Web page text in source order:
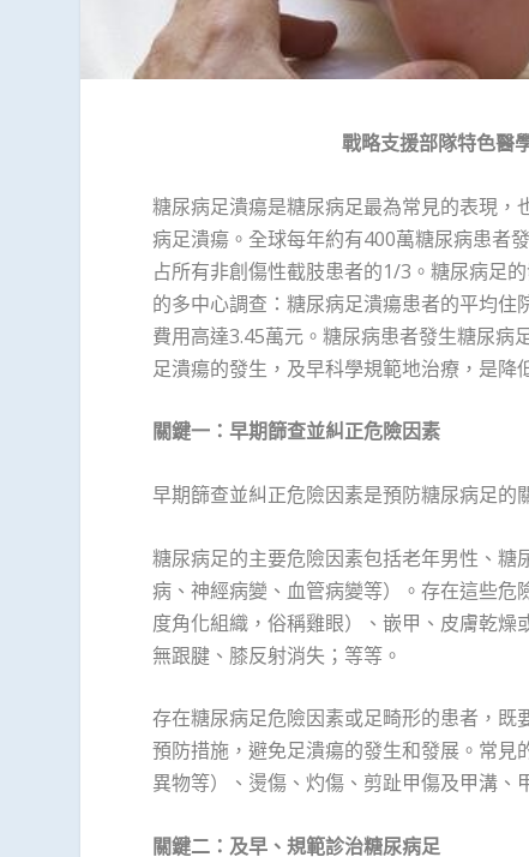
戰略支援部隊特色醫
糖尿病足潰瘍是糖尿病足最為常見的表現
病足潰瘍。全球每年約有400萬糖尿病患者
占所有非創傷性截肢患者的1/3。糖尿病足
的多中心調查：糖尿病足潰瘍患者的平均
費用高達3.45萬元。糖尿病患者發生糖尿病
足潰瘍的發生，及早科學規範地治療，是降
關鍵一：早期篩查並糾正危險因素
早期篩查並糾正危險因素是預防糖尿病足的
糖尿病足的主要危險因素包括老年男性、
病、神經病變、血管病變等）。存在這些
度角化組織，俗稱雞眼）、嵌甲、皮膚乾
無跟腱、膝反射消失；等等。
存在糖尿病足危險因素或足畸形的患者，
預防措施，避免足潰瘍的發生和發展。常
異物等）、燙傷、灼傷、剪趾甲傷及甲溝、
關鍵二：及早、規範診治糖尿病足